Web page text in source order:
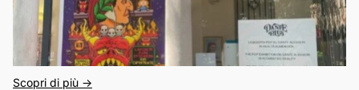
Scopri di più ->